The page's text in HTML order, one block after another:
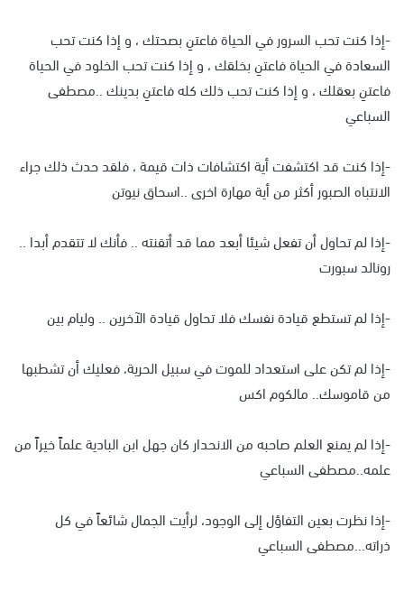
-إذا كنت تحب السرور في الحياة فاعتنِ بصحتك ، و إذا كنت تحب
السعادة في الحياة فاعتنِ بخلقك ، و إذا كنت تحب الخلود في الحياة
فاعتنِ بعقلك ، و إذا كنت تحب ذلك كله فاعتنِ بدينك ..مصطفى
السباعي
-إذا كنت قد اكتشفت أية اكتشافات ذات قيمة ، فلقد حدث ذلك جراء
الانتباه الصبور أكثر من أية مهارة اخرى ..اسحاق نيوتن
-إذا لم تحاول أن تفعل شيئا أبعد مما قد أتقنته .. فأنك لا تتقدم أبدا ..
رونالد سبورت
-إذا لم تستطع قيادة نفسك فلا تحاول قيادة الآخرين .. وليام بين
-إذا لم تكن على استعداد للموت في سبيل الحرية، فعليك أن تشطبها
من قاموسك.. مالكوم اكس
-إذا لم يمنع العلم صاحبه من الانحدار كان جهل ابن البادية علماً خيراً من
علمه..مصطفى السباعي
-إذا نظرت بعين التفاؤل إلى الوجود، لرأيت الجمال شائعاً في كل
ذراته...مصطفى السباعي